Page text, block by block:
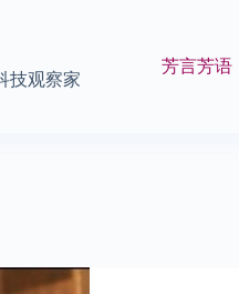
技观察家
芳言芳语